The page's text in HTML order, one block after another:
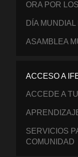
ORA POR
DÍA
ASAMBLEA
ACCESO A
ACCEDE A
SERVICIOS
COMUNIDAD